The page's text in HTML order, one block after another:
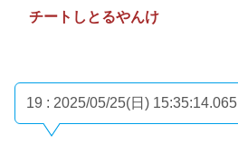
チートしとるやんけ
19 : 2025/05/25(日) 15:35:14.065